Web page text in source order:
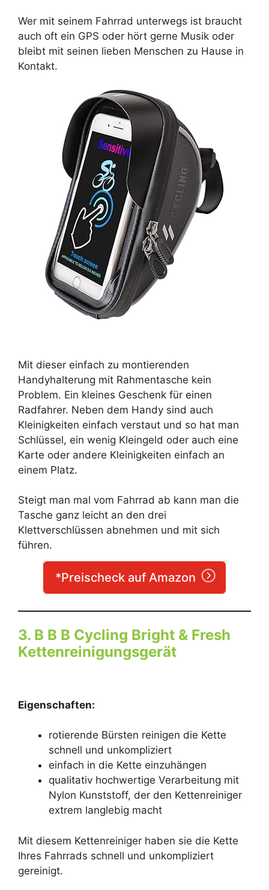
Wer mit seinem Fahrrad unterwegs ist braucht
auch oft ein GPS oder hört gerne Musik oder
bleibt mit seinen lieben Menschen zu Hause in
Kontakt.
Mit dieser einfach zu montierenden
Handyhalterung mit Rahmentasche kein
Problem. Ein kleines Geschenk für einen
Radfahrer. Neben dem Handy sind auch
Kleinigkeiten einfach verstaut und so hat man
Schlüssel, ein wenig Kleingeld oder auch eine
Karte oder andere Kleinigkeiten einfach an
einem Platz.
Steigt man mal vom Fahrrad ab kann man die
Tasche ganz leicht an den drei
Klettverschlüssen abnehmen und mit sich
führen.
*Preischeck auf Amazon
3. B B B Cycling Bright & Fresh
Kettenreinigungsgerät
Eigenschaften:
rotierende Bürsten reinigen die Kette
schnell und unkompliziert
einfach in die Kette einzuhängen
qualitativ hochwertige Verarbeitung mit
Nylon Kunststoff, der den Kettenreiniger
extrem langlebig macht
Mit diesem Kettenreiniger haben sie die Kette
Ihres Fahrrads schnell und unkompliziert
gereinigt.